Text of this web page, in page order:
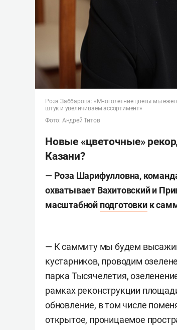
Роза Заббарова: «Многолетние цветы мы
штук и увеличиваем ассортимент»
Фото: Андрей Титов
Новые «цветочные»
Казани?
— Роза Шарифулловна,
охватывает Вахитовский и
масштабной подготовкик
— К саммиту мы будем
кустарников, проводим
парка Тысячелетия,
рамках реконструкции
обновление, в том числе
открытое, проницаемое